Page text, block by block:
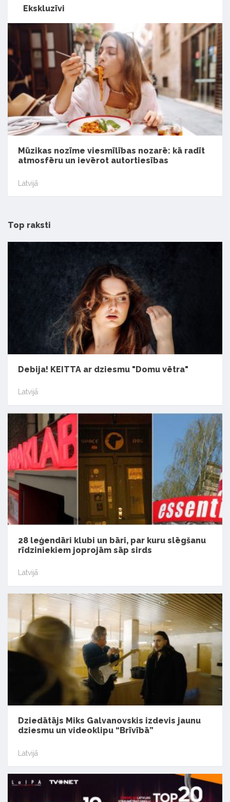
Ekskluzīvi
Mūzikas nozīme viesmīlības nozarē: kā radīt
atmosfēru un ievērot autortiesības
Latvijā
Top raksti
Debija! KEITTA ar dziesmu "Domu vētra"
Latvijā
28 leģendāri klubi un bāri, par kuru slēgšanu
rīdziniekiem joprojām sāp sirds
Latvijā
Dziedātājs Miks Galvanovskis izdevis jaunu
dziesmu un videoklipu “Brīvībā”
Latvijā